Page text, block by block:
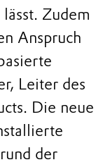
Zudem
Anspruch
Leiter des
Die neue
der